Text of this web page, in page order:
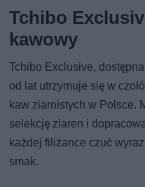
Tchibo
kawowy
Tchibo Exclusive,
od lat utrzymuje się w
kaw ziarnistych w Polsce.
selekcję ziaren i
każdej filiżance czuć
smak.